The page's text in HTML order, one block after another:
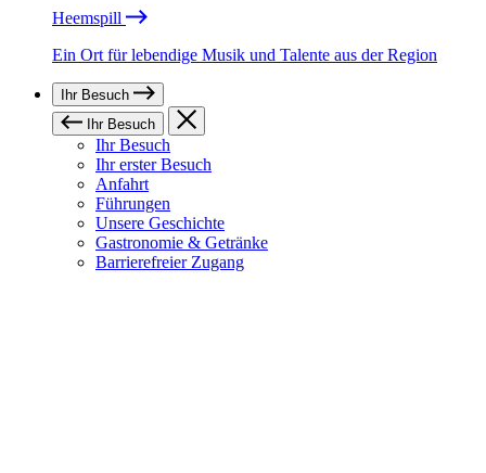
Heemspill
Ein Ort für lebendige Musik und Talente aus der Region
Ihr Besuch
Ihr Besuch
Ihr Besuch
Ihr erster Besuch
Anfahrt
Führungen
Unsere Geschichte
Gastronomie & Getränke
Barrierefreier Zugang